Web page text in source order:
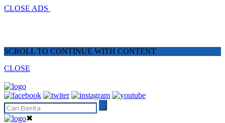
CLOSE ADS
SCROLL TO CONTINUE WITH CONTENT
CLOSE
✖